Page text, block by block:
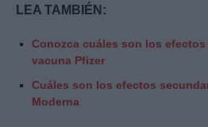
LEA TAMBIÉN:
Conozca cuáles son los
vacuna Pfizer
Cuáles son los efectos
Moderna